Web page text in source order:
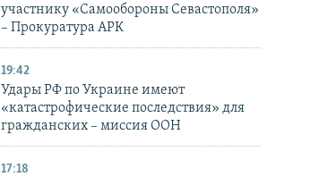
участнику «Самообороны Севастополя»
– Прокуратура АРК
19:42
Удары РФ по Украине имеют
«катастрофические последствия» для
гражданских – миссия ООН
17:18